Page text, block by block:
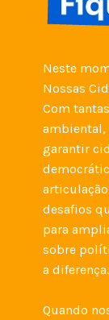
Neste
Nossas
Com
ambiental,
garantir
desafios
para
sobre
a diferença.
Quando